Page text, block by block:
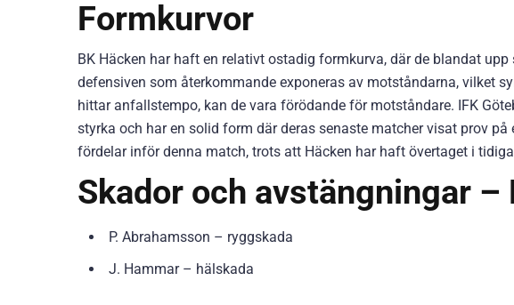
Formkurvor
BK Häcken har haft en relativt ostadig formkurva, där de blandat
defensiven som återkommande exponeras av motståndarna, vilket
hittar anfallstempo, kan de vara förödande för motståndare. IFK
styrka och har en solid form där deras senaste matcher visat prov
fördelar inför denna match, trots att Häcken har haft övertaget i
Skador och avstängningar –
P. Abrahamsson – ryggskada
J. Hammar – hälskada